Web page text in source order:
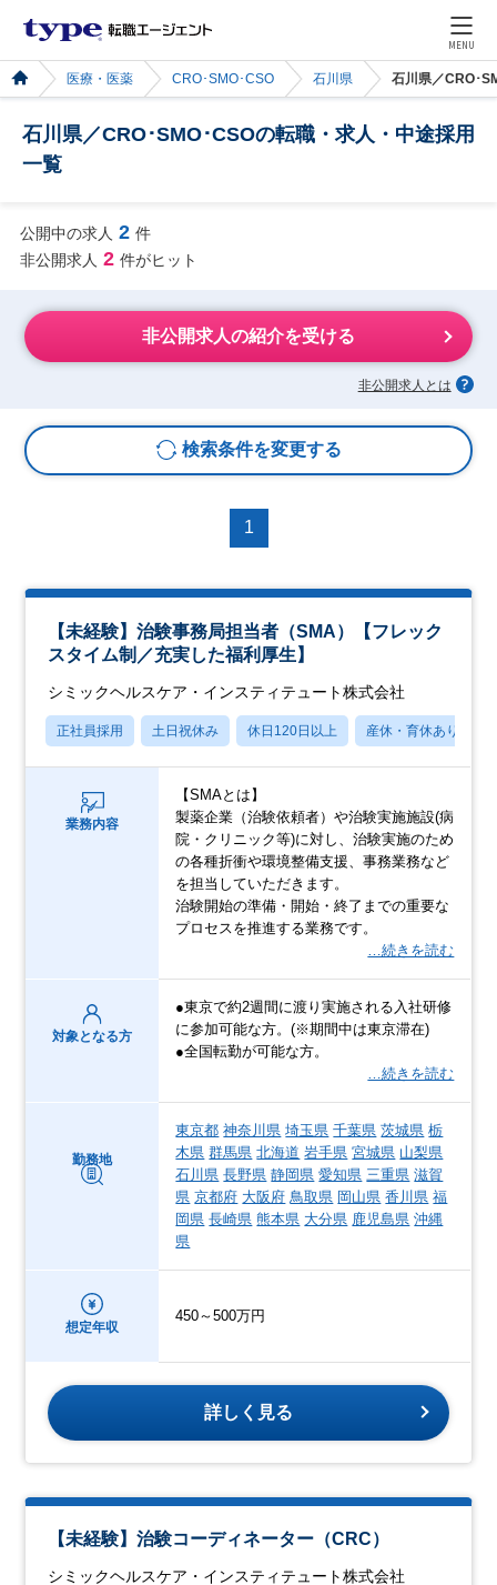
MENU
医療・医薬 CRO･SMO･CSO 石川県 石川県／CRO･
石川県／CRO･SMO･CSOの転職・求人・中途採用
一覧
公開中の求人 2 件
非公開求人 2 件がヒット
非公開求人の紹介を受ける
非公開求人とは
検索条件を変更する
1
【未経験】治験事務局担当者（SMA）【フレック
スタイム制／充実した福利厚生】
シミックヘルスケア・インスティテュート株式会社
正社員採用 土日祝休み 休日120日以上 産休・育休あり
業務内容
【SMAとは】
製薬企業（治験依頼者）や治験実施施設(病
院・クリニック等)に対し、治験実施のため
の各種折衝や環境整備支援、事務業務など
を担当していただきます。
治験開始の準備・開始・終了までの重要な
プロセスを推進する業務です。
…続きを読む
対象となる方
●東京で約2週間に渡り実施される入社研修
に参加可能な方。(※期間中は東京滞在)
●全国転勤が可能な方。
…続きを読む
勤務地
東京都 神奈川県 埼玉県 千葉県 茨城県 栃
木県 群馬県 北海道 岩手県 宮城県 山梨県
石川県 長野県 静岡県 愛知県 三重県 滋賀
県 京都府 大阪府 鳥取県 岡山県 香川県 福
岡県 長崎県 熊本県 大分県 鹿児島県 沖縄
県
想定年収
450～500万円
詳しく見る
【未経験】治験コーディネーター（CRC）
シミックヘルスケア・インスティテュート株式会社